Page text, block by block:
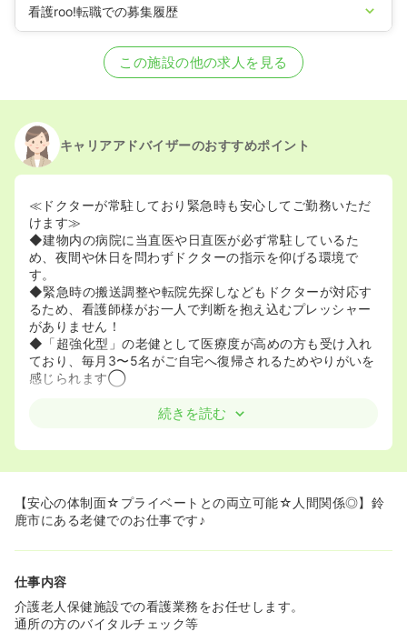
看護roo!転職での募集履歴
正・准看護師の募集を休止
正・准看護師の募集を開始
この施設の他の求人を見る
キャリアアドバイザーのおすすめポイント
≪ドクターが常駐しており緊急時も安心してご勤務いただ
けます≫
◆建物内の病院に当直医や日直医が必ず常駐しているた
め、夜間や休日を問わずドクターの指示を仰げる環境で
す。
◆緊急時の搬送調整や転院先探しなどもドクターが対応す
るため、看護師様がお一人で判断を抱え込むプレッシャー
がありません！
◆「超強化型」の老健として医療度が高めの方も受け入れ
ており、毎月3〜5名がご自宅へ復帰されるためやりがいを
感じられます◯
≪ご家庭やプライベートと両立して働くことができます≫
勤できるよう現場で協力し合う体制ができています。
してくださいます。
◆急性期病院などでご経験を積み、「少し落ち着いた環境
にはぴったりの職場です！
≪法人規模を活かしたフォロー体制で人間関係も安心です
≫
◆法人としてハラスメント等の指導を徹底しており、風通
続きを読む
【安心の体制面☆プライベートとの両立可能☆人間関係◎】鈴
鹿市にある老健でのお仕事です♪
仕事内容
介護老人保健施設での看護業務をお任せします。
通所の方のバイタルチェック等